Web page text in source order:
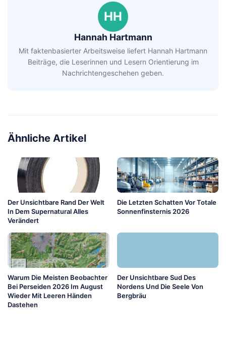
HH
Hannah Hartmann
Mit faktenbasierter Arbeitsweise liefert Hannah Hartmann
Beiträge, die Leserinnen und Lesern Orientierung im
Nachrichtengeschehen geben.
Ähnliche Artikel
Der Unsichtbare Rand Der Welt
In Dem Supernatural Alles
Verändert
Die Letzten Schatten Vor Totale
Sonnenfinsternis 2026
Warum Die Meisten Beobachter
Bei Perseiden 2026 Im August
Wieder Mit Leeren Händen
Dastehen
Der Unsichtbare Sud Des
Nordens Und Die Seele Von
Bergbräu